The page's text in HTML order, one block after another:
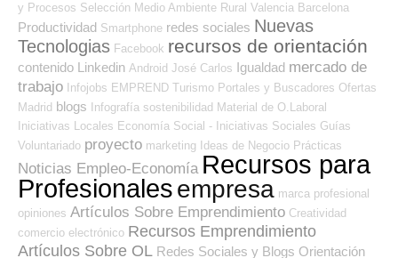
y Procesos Selección Medio Ambiente Rural Valencia Barcelona
Productividad Smartphone redes sociales Nuevas
Tecnologias Facebook recursos de orientación
contenido Linkedin Android José Carlos Igualdad mercado de
trabajo Infojobs EMPREND Turismo Portales y Buscadores Ofertas
Madrid blogs Infografía sostenibilidad Material de O.Laboral
Iniciativas Locales Economía Social - Iniciativas Sociales Guías
Voluntariado proyecto marketing Ideas de Negocio Prácticas
Noticias Empleo-Economía Recursos para
Profesionalesempresa marca profesional
opiniones Artículos Sobre Emprendimiento Creatividad
comercio electrónico Recursos Emprendimiento
Artículos Sobre OL Redes Sociales y Blogs Orientación